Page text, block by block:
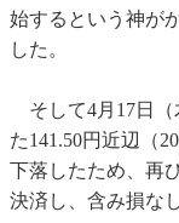
始するという神が
した。
そして4月17日（
た141.50円近辺（
下落したため、再
決済し、含み損な